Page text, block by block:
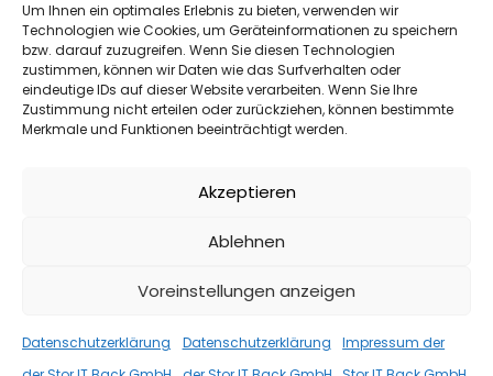
Um Ihnen ein optimales Erlebnis zu bieten, verwenden wir
Technologien wie Cookies, um Geräteinformationen zu speichern
bzw. darauf zuzugreifen. Wenn Sie diesen Technologien
zustimmen, können wir Daten wie das Surfverhalten oder
eindeutige IDs auf dieser Website verarbeiten. Wenn Sie Ihre
Zustimmung nicht erteilen oder zurückziehen, können bestimmte
Merkmale und Funktionen beeinträchtigt werden.
Akzeptieren
Ablehnen
Voreinstellungen anzeigen
Datenschutzerklärung
Datenschutzerklärung
Impressum der
WEITER
ANGEBOTE,NEWS 26. MAI 2023
Dell EMC PowerVault ME5024
batteriegepuffert pro Controller1,2 TB oder […]